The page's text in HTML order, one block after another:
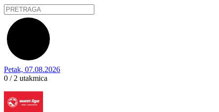
Petak, 07.08.2026
0 / 2 utakmica